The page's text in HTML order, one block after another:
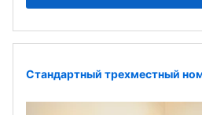
Стандартный трехместный